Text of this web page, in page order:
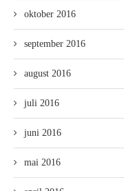
oktober 2016
september 2016
august 2016
juli 2016
juni 2016
mai 2016